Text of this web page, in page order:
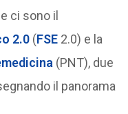
ci sono il
2.0 (FSE 2.0) e la
(PNT), due
il panorama